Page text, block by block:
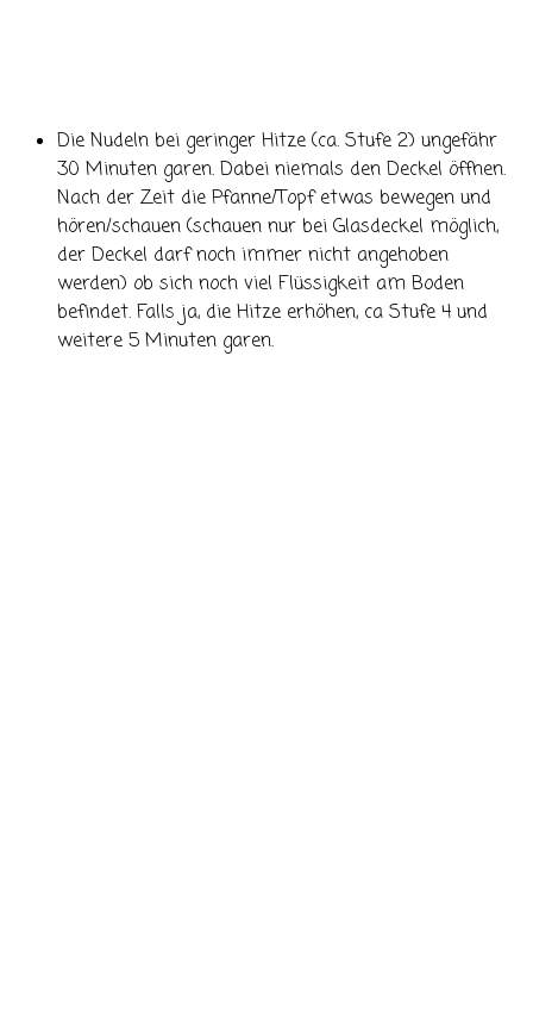
Die Nudeln bei geringer Hitze (ca. Stufe 2) ungefähr
30 Minuten garen. Dabei niemals den Deckel öffnen.
Nach der Zeit die Pfanne/Topf etwas bewegen und
hören/schauen (schauen nur bei Glasdeckel möglich,
der Deckel darf noch immer nicht angehoben
werden) ob sich noch viel Flüssigkeit am Boden
befindet. Falls ja, die Hitze erhöhen, ca Stufe 4 und
weitere 5 Minuten garen.